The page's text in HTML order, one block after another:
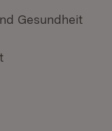
Gesundheit